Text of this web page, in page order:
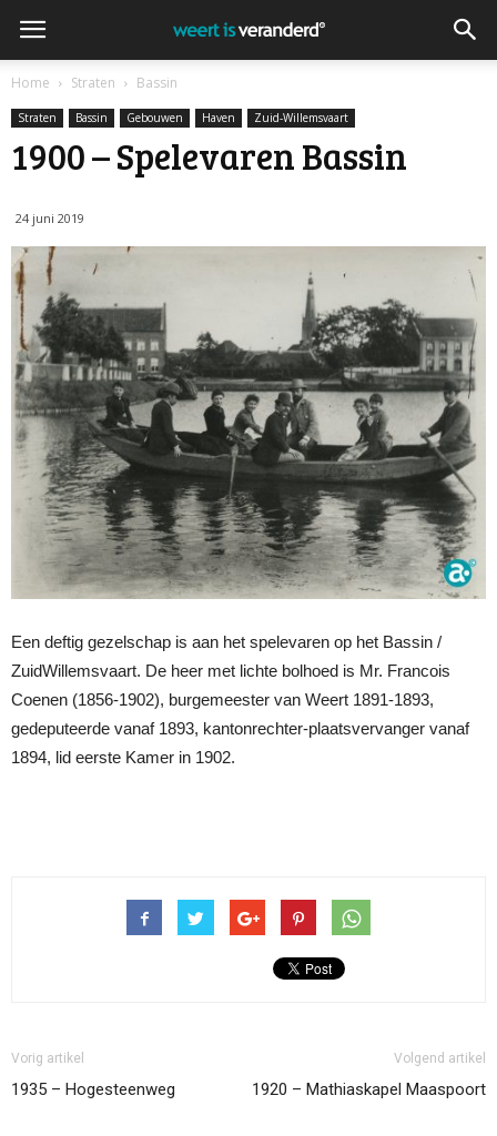
Home Straten Bassin
Straten Bassin Gebouwen Haven Zuid-Willemsvaart
1900 – Spelevaren Bassin
24 juni 2019
Een deftig gezelschap is aan het spelevaren op het Bassin /
ZuidWillemsvaart. De heer met lichte bolhoed is Mr. Francois
Coenen (1856-1902), burgemeester van Weert 1891-1893,
gedeputeerde vanaf 1893, kantonrechter-plaatsvervanger vanaf
1894, lid eerste Kamer in 1902.
Vorig artikel
1935 – Hogesteenweg
Volgend artikel
1920 – Mathiaskapel Maaspoort